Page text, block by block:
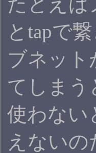
とtapで
ブネット
てしまう
使わない
えないの